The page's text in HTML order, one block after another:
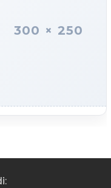
300 × 250